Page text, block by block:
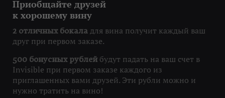
Приобщайте друзей
к хорошему вину
2 отличных бокала для вина получит каждый ваш
друг при первом заказе.
500 бонусных рублей будут падать на ваш счет в
Invisible при первом заказе каждого из
приглашенных вами друзей. Эти рубли можно и
нужно тратить на вино!